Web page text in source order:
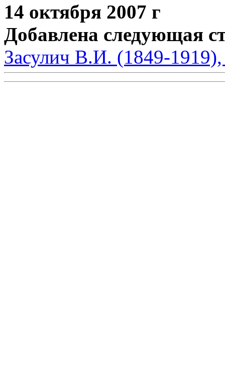
14 октября 2007 г
Добавлена следующая
Засулич В.И. (1849-1919),